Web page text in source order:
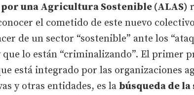
una Agricultura Sostenible (ALAS)
el cometido de este nuevo
de un sector “sostenible” ante los
lo están “criminalizando”. El primer
está integrado por las organizaciones
y otras entidades, es la búsqueda de